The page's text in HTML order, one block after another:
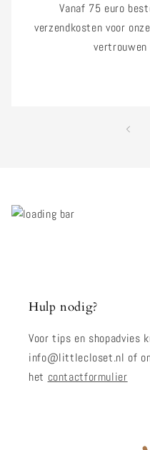
Vanaf 75 euro
verzendkosten voor
vertrouwen
Hulp nodig?
Voor tips en shopadvies
info@littlecloset.nl of
het contactformulier